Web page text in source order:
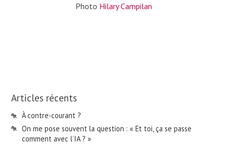
Photo Hilary Campilan
Articles récents
À contre-courant ?
On me pose souvent la question : « Et toi, ça se passe
comment avec l’IA ? »